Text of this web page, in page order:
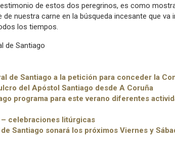
de estos dos peregrinos, es como
nuestra carne en la búsqueda incesante que va
los tiempos.
de Santiago
de Santiago a la petición para conceder la
del Apóstol Santiago desde A Coruña
programa para este verano diferentes
celebraciones litúrgicas
Santiago sonará los próximos Viernes y